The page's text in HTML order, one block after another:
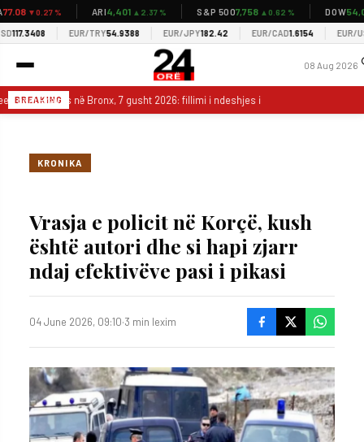
▼0.27 % ARI4,401▲2.37 % S&P 5007,758▲0.62 % DOW
EUR/TRY54.9388 EUR/JPY182.42 EUR/CAD1.6154 EUR/USD
08 Aug 2026
BREAKING
ndaj Braves në Bronx, 7 gusht 2026: fillimi i ndeshjes i shtyrë nga shirat
KRONIKA
Vrasja e policit në Korçë, kush
është autori dhe si hapi zjarr
ndaj efektivëve pasi i pikasi
04 June 2026, 09:10·3 min lexim